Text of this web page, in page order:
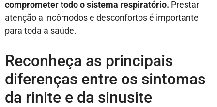
comprometer todo o sistema respiratório. Prestar
atenção a incômodos e desconfortos é importante
para toda a saúde.
Reconheça as principais
diferenças entre os sintomas
da rinite e da sinusite